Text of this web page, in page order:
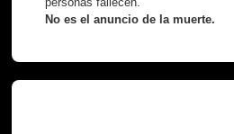
No es el anuncio de la muerte.